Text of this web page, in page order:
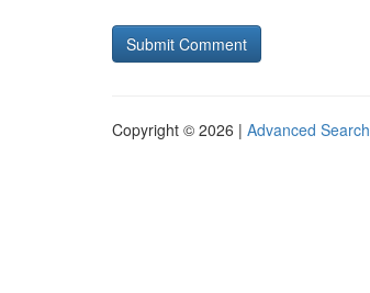
Copyright © 2026 | Advanced Search